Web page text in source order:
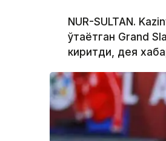
NUR-SULTAN.
ўтаётган Grand
киритди, дея